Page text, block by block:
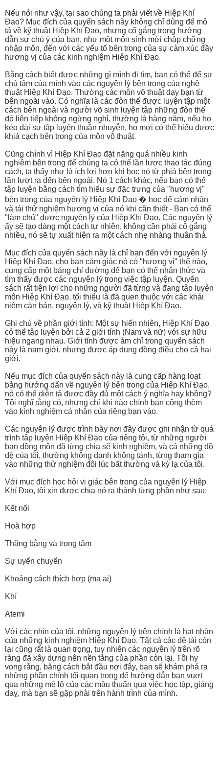
Nếu nói như vậy, tại sao chúng ta phải viết về Hiệp Khí
Đạo? Mục đích của quyển sách này không chỉ dùng để mô
tả về kỹ thuật Hiệp Khí Đạo, nhưng cố gắng trong hướng
dẫn sự chú ý của bạn, như một môn sinh mới chập chững
nhập môn, đến với các yếu tố bên trong của sự cảm xúc đầy
hương vị của các kinh nghiệm Hiệp Khí Đạo.
Bằng cách biết được những gì mình đi tìm, bạn có thể để sự
chú tâm của mình vào các nguyên lý bên trong của nghệ
thuật Hiệp Khí Đạo. Thường các môn võ thuật dạy bạn từ
bên ngoài vào. Có nghĩa là các đòn thế được luyện tập một
cách bên ngoài và người võ sinh luyện tập những đòn thế
đó liên tiếp không ngừng nghỉ, thường là hàng năm, nếu họ
kéo dài sự tập luyện thuần nhuyễn, họ mới có thể hiểu được
khiá cạch bên trong của môn võ thuật.
Cũng chính vì Hiệp Khí Đạo đặt nặng quá nhiều kinh
nghiệm bên trong để chúng ta có thể lần lược thao tác đúng
cách, ta thấy như là ích lợi hơn khi học nó từ phiá bên trong
lần lượt ra đến bên ngoài. Nó 1 cách khác, nếu bạn có thể
tập luyện bằng cách tìm hiểu sự đặc trưng của "hương vị"
bên trong của nguyên lý Hiệp Khí Đạo � học để cảm nhận
và tái thử nghiệm hương vị của nó khi cần thiết - Bạn có thể
"làm chủ" được nguyên lý của Hiệp Khí Đạo. Các nguyên lý
ấy sẽ tạo dáng một cách tự nhiên, không cần phải cố gắng
nhiều, nó sẽ tự xuất hiện ra một cách nhẹ nhàng thuân thả.
Mục đích của quyển sách nầy là chỉ bạn đến với nguyên lý
Hiệp Khí Đạo, cho bạn cảm giác nó có "hương vị" thế nào,
cung cấp một bảng chỉ đường để bạn có thể nhận thức và
tìm thấy được các nguyên lý trong việc tập luyện. Quyển
sách rất tiện lợi cho những người đã từng và đang tập luyện
môn Hiệp Khí Đạo, tối thiểu là đã quen thuộc với các khái
niệm căn bản, nguyên lý, và kỹ thuật Hiệp Khí Đạo.
Ghi chú về phần giới tính: Một sự hiển nhiên, Hiệp Khí Đạo
có thể tập luyện bởi cả 2 giới tính (Nam và nữ) với sự hữu
hiệu ngang nhau. Giới tính được ám chỉ trong quyển sách
này là nam giới, nhưng được áp dụng đồng điều cho cả hai
giới.
Nếu mục đích của quyển sách này là cung cấp hàng loạt
bảng hướng dẩn về nguyên lý bên trong của Hiệp Khí Đạo,
nó có thể diễn tả được đầy đủ một cách ý nghĩa hay không?
Tôi nghĩ rằng có, nhưng chỉ khi nào chính bạn cộng thêm
vào kinh nghiệm cá nhân của riêng bạn vào.
Các nguyên lý được trình bày nơi đây được ghi nhận từ quá
trình tập luyện Hiệp Khí Đạo của riêng tôi, từ những người
bạn đồng môn đã từng chia sẽ kinh nghiệm, và cả những đồ
đệ của tôi, thường không danh không tánh, từng tham gia
vào những thử nghiệm đôi lúc bất thường và kỳ lạ của tôi.
Với mục đích học hỏi vị giác bên trong của nguyên lý Hiệp
Khí Đạo, tôi xin được chia nó ra thành từng phần như sau:
Kết nối
Hoà hợp
Thăng bằng và trọng tâm
Sự uyển chuyển
Khoảng cách thích hợp (ma ai)
Khí
Atemi
Với các nhìn của tôi, những nguyên lý trên chính là hạt nhân
của những kinh nghiệm Hiệp Khí Đạo. Tất cả các đề tài còn
lại cũng rất là quan trọng, tuy nhiên các nguyên lý trên rõ
ràng đã xây dựng nên nền tảng của phần còn lại. Tôi hy
vọng rằng, bằng cách bắt đầu nơi đây, bạn sẽ khám phá ra
những phần chính tối quan trọng để hướng dẫn bạn vuợt
qua những mê lộ của các mâu thuẩn qua việc học tập, giảng
daỵ, mà bạn sẽ gặp phải trên hành trình của mình.